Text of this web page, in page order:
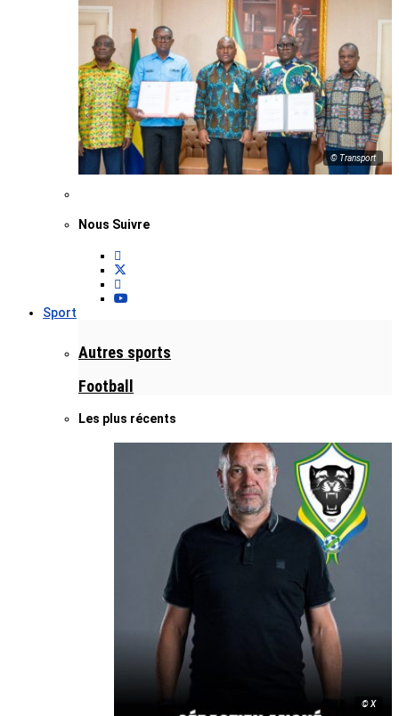
© Transport
Nous Suivre
Sport
Autres sports
Football
Les plus récents
© X